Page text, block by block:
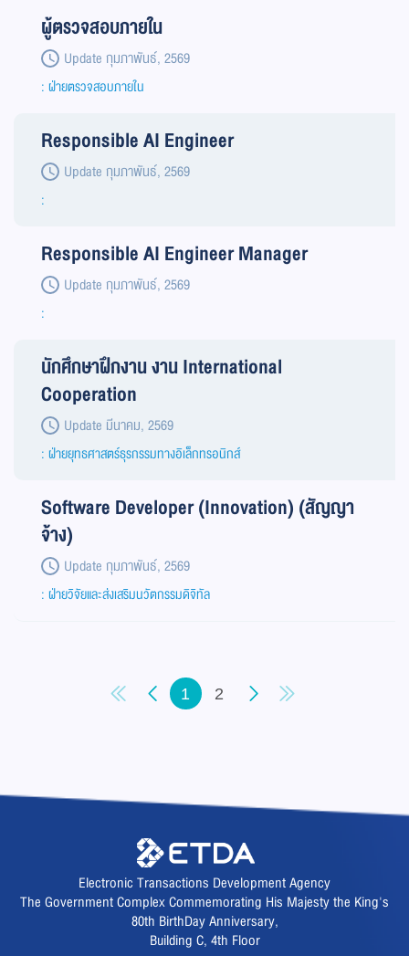
ผู้ตรวจสอบภายใน
Update กุมภาพันธ์, 2569
: ฝ่ายตรวจสอบภายใน
Responsible AI Engineer
Update กุมภาพันธ์, 2569
:
Responsible AI Engineer Manager
Update กุมภาพันธ์, 2569
:
นักศึกษาฝึกงาน งาน International
Cooperation
Update มีนาคม, 2569
: ฝ่ายยุทธศาสตร์ธุรกรรมทางอิเล็กทรอนิกส์
Software Developer (Innovation) (สัญญา
จ้าง)
Update กุมภาพันธ์, 2569
: ฝ่ายวิจัยและส่งเสริมนวัตกรรมดิจิทัล
1 2
Electronic Transactions Development Agency
The Government Complex Commemorating His Majesty the King's
80th BirthDay Anniversary,
Building C, 4th Floor